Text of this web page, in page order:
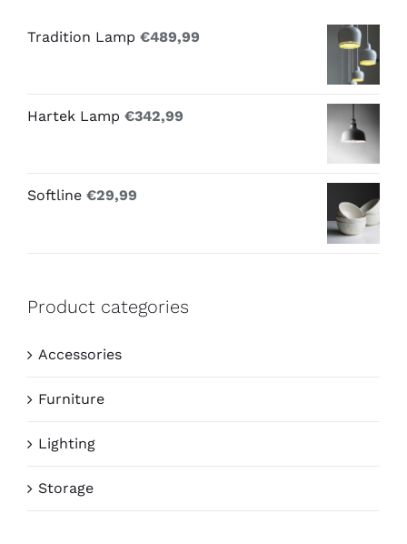
Tradition Lamp €489,99
Hartek Lamp €342,99
Softline €29,99
Product categories
Accessories
Furniture
Lighting
Storage